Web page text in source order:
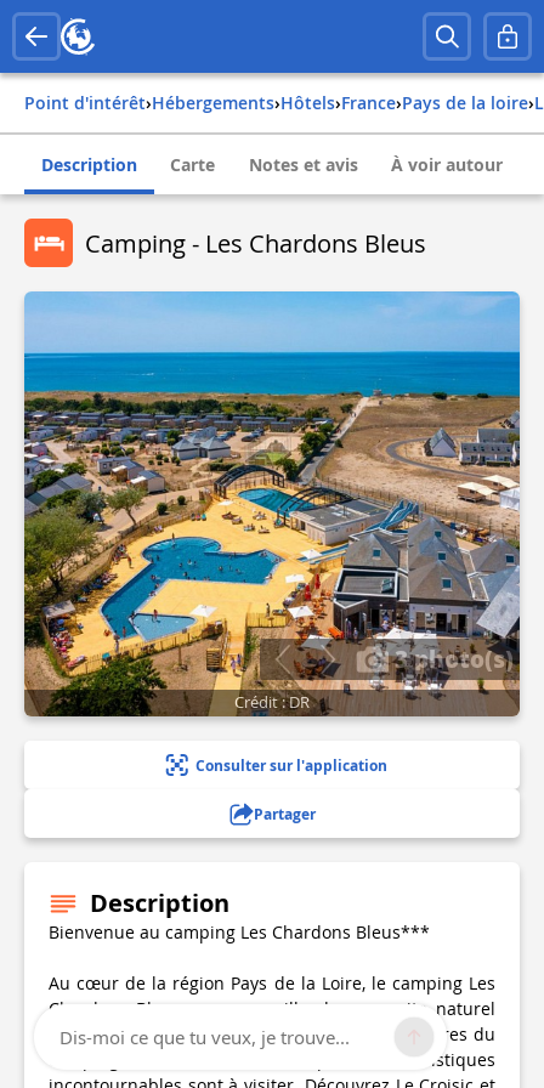
Point d'intérêt› Hébergements› Hôtels› france› pays de la loire›
Description Carte Notes et avis À voir autour
Camping - Les Chardons Bleus
3 photo(s)
Crédit : DR
Consulter sur l'application
Partager
Description
Bienvenue au camping Les Chardons Bleus***
Au cœur de la région Pays de la Loire, le camping Les
Chardons Bleus vous accueille dans un site naturel
exceptionnel, à La Turballe. A quelques kilomètres du
camping, de nombreux points touristiques
Dis-moi ce que tu veux, je trouve...